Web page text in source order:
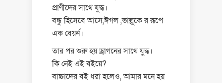
প্রাণীদের সাথে যুদ্ধ।
বন্ধু হিসেবে আসে,ঈগল ,ভাল্লুকে র রূপে
এক বেয়র্ন।
তার পর শুরু হয় ড্রাগনের সাথে যুদ্ধ।
কি নেই এই বইয়ে?
বাচ্চাদের বই ধরা হলেও, আমার মনে হয়